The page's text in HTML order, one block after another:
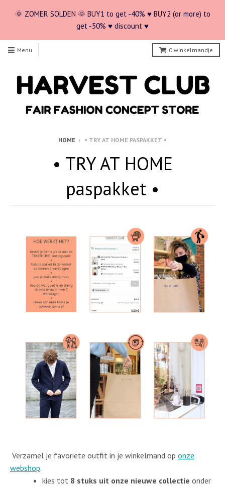
🌞 ZOMER SOLDEN 🌞 BUY1 to get -40% ♥ BUY2 (or more) to
get -50% ♥ discount ♥
Menu 0 winkelmandje
HOME › • TRY AT HOME PASPAKKET •
• TRY AT HOME
paspakket •
Verzamel je favoriete outfit in je winkelmand op onze
webshop.
kies tot 8 stuks uit onze nieuwe collectie onder